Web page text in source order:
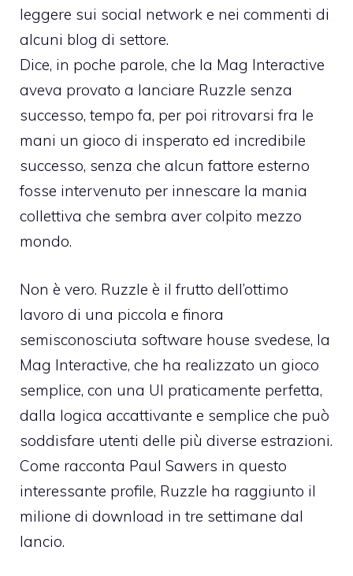
leggere sui social network e nei commenti di
alcuni blog di settore.
Dice, in poche parole, che la Mag Interactive
aveva provato a lanciare Ruzzle senza
successo, tempo fa, per poi ritrovarsi fra le
mani un gioco di insperato ed incredibile
successo, senza che alcun fattore esterno
fosse intervenuto per innescare la mania
collettiva che sembra aver colpito mezzo
mondo.
Non è vero. Ruzzle è il frutto dell’ottimo
lavoro di una piccola e finora
semisconosciuta software house svedese, la
Mag Interactive, che ha realizzato un gioco
semplice, con una UI praticamente perfetta,
dalla logica accattivante e semplice che può
soddisfare utenti delle più diverse estrazioni.
Come racconta Paul Sawers in questo
interessante profile, Ruzzle ha raggiunto il
milione di download in tre settimane dal
lancio.